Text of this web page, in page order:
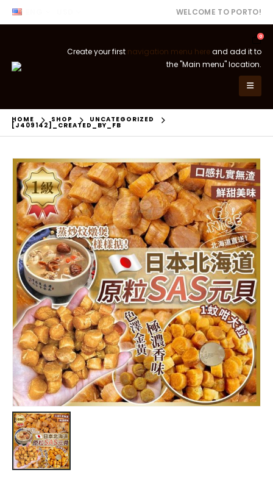
WELCOME TO PORTO!
0
Create your first navigation menu hereand add it to
the "Main menu" location.
HOME SHOP UNCATEGORIZED
[J409142]_CREATED_BY_FB